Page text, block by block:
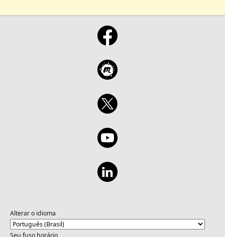
Alterar o idioma
Seu fuso horário